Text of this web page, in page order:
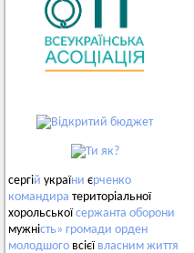
сергій україни єрченко
командира територіальної
хорольськоїсержанта оборони
мужність» громади орден
молодшого всієї власним життя